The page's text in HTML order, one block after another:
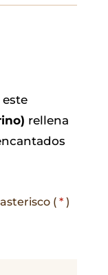
rellena
( * )